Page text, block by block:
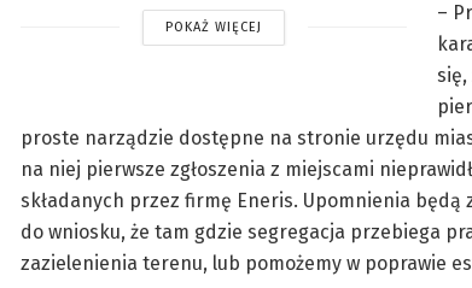
POKAŻ WIĘCEJ
–
proste narządzie dostępne na stronie urzędu
na niej pierwsze zgłoszenia z miejscami
składanych przez firmę Eneris. Upomnienia będą
do wniosku, że tam gdzie segregacja przebiega
zazielenienia terenu, lub pomożemy w poprawie